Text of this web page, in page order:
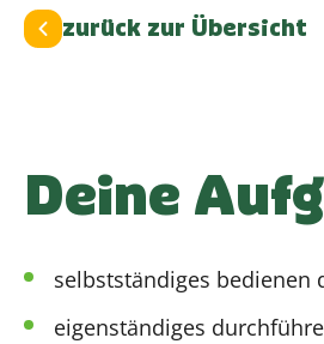
zurück zur Übersicht
Deine
selbstständiges bedienen
eigenständiges